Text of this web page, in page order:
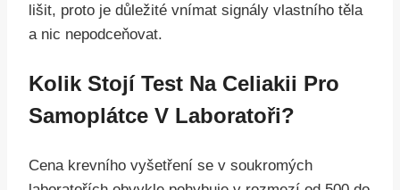
lišit, proto je důležité vnímat signály vlastního těla
a nic nepodceňovat.
Kolik Stojí Test Na Celiakii Pro
Samoplátce V Laboratoři?
Cena krevního vyšetření se v soukromých